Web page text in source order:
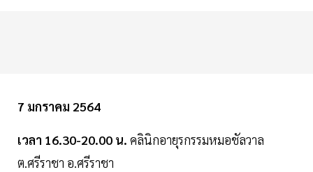
7 มกราคม 2564
เวลา 16.30-20.00 น. คลินิกอายุรกรรมหมอชัลวาล
ต.ศรีราชา อ.ศรีราชา